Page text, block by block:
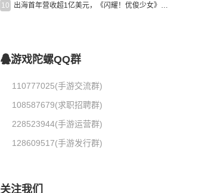
10 出海首年营收超1亿美元，《闪耀！优俊少女》美国市场占比达七成
游戏陀螺QQ群
110777025(手游交流群)
108587679(求职招聘群)
228523944(手游运营群)
128609517(手游发行群)
关注我们